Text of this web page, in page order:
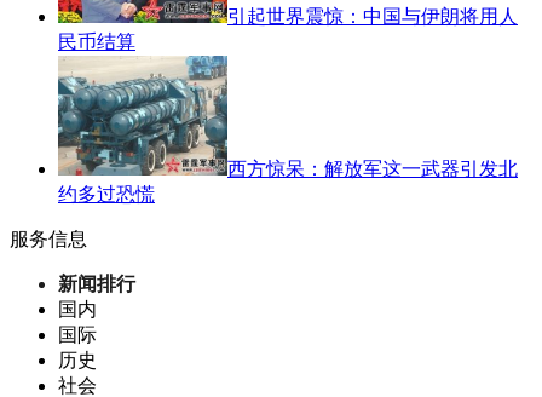
引起世界震惊：中国与伊朗将用人
民币结算
西方惊呆：解放军这一武器引发北
约多过恐慌
服务信息
新闻排行
国内
国际
历史
社会